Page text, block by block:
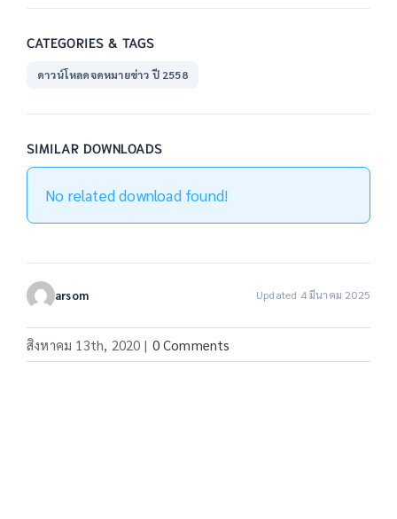
CATEGORIES & TAGS
ดาวน์โหลดจดหมายข่าว ปี 2558
SIMILAR DOWNLOADS
No related download found!
arsom Updated 4 มีนาคม 2025
สิงหาคม 13th, 2020 | 0 Comments